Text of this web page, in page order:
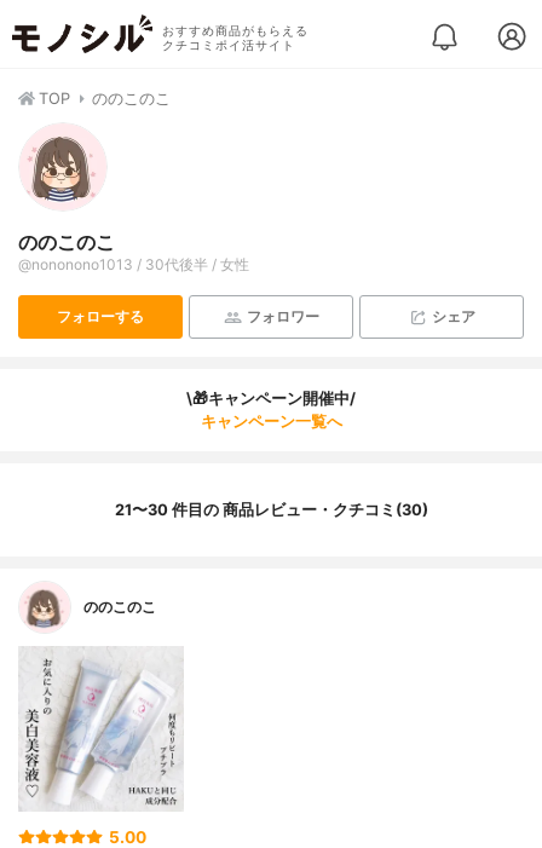
おすすめ商品がもらえる
クチコミポイ活サイト
TOP ののこのこ
ののこのこ
@nononono1013 / 30代後半 / 女性
フォローする フォロワー シェア
\🎁キャンペーン開催中/
キャンペーン一覧へ
21〜30 件目の 商品レビュー・クチコミ(30)
ののこのこ
5.00